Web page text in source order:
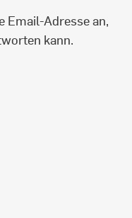
Email-Adresse an,
kann.